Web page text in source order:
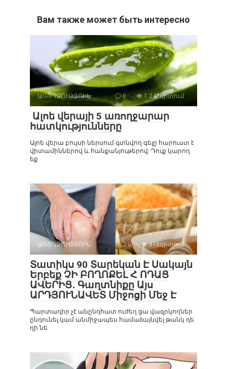
Вам также может быть интересно
ԱՌՈՂՋՈՒԹՅՈԻՆ 0 1 247դիտում
Ալոե վերայի 5 առողջարար
հատկությունները
Ալոե վերա բույսի ներսում գտնվող գելը հարուստ է
վիտամիններով և հանքանյութերով: Դուք կարող
եք
ԱՌՈՂՋՈՒԹՅՈԻՆ 0 878դիտում
Տատիկս 90 Տարեկան Է Սակայն
Երբեք ՉԻ ԲՈՂՈՔԵԼ Հ ՈԴԱՑ
ԱՎԵՐԻՑ․ Գաղտնիքը Այս
ԱՐԴՅՈՒՆԱՎԵՏ Միջոցի Մեջ Է
Պարտադիր չէ անընդհատ ուժեղ ցա վազրկողներ
ընդունել կամ անմիջապես համաձայնվել թանկ դե
ղի նե